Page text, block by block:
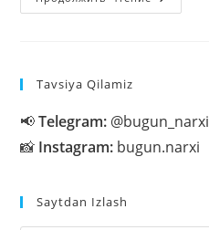
Ibn
Tavsiya Qilamiz
📢Telegram: @bugun_narxi
📸 Instagram: bugun.narxi
Saytdan Izlash